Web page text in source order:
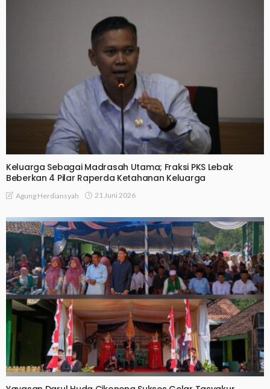
Keluarga Sebagai Madrasah Utama; Fraksi PKS Lebak
Beberkan 4 Pilar Raperda Ketahanan Keluarga
Agung Herdiansyah 21 Juni 2026